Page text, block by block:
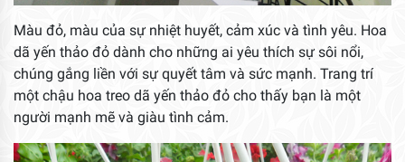
Màu đỏ, màu của sự nhiệt huyết, cảm xúc và tình yêu. Hoa
dã yến thảo đỏ dành cho những ai yêu thích sự sôi nổi,
chúng gắng liền với sự quyết tâm và sức mạnh. Trang trí
một chậu hoa treo dã yến thảo đỏ cho thấy bạn là một
người mạnh mẽ và giàu tình cảm.